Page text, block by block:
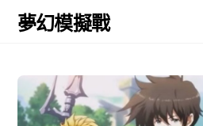
Skip
夢幻模擬戰